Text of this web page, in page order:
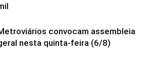
convocam assembleia
nesta quinta-feira (6/8)